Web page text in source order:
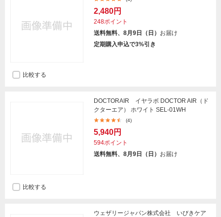
2,480円
248ポイント
送料無料、8月9日（日） お届け
定期購入申込で3%引き
比較する
DOCTORAIR イヤラボ DOCTOR AIR（ド
クターエア） ホワイト SEL-01WH
(4)
5,940円
594ポイント
送料無料、8月9日（日） お届け
比較する
ウェザリージャパン株式会社 いびきケア